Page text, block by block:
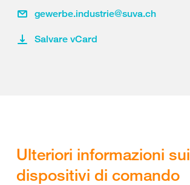
gewerbe.industrie@suva.ch
Salvare vCard
Ulteriori informazioni sui
dispositivi di comando